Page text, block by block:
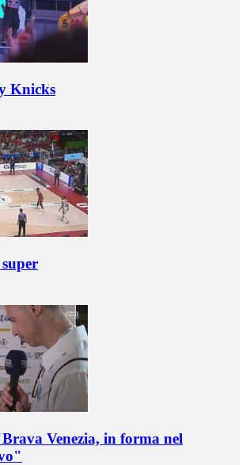
Knicks
Venezia, in forma nel